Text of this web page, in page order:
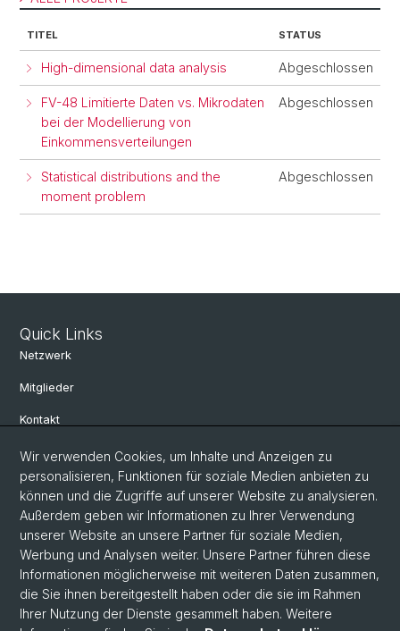
TITEL STATUS
High-dimensional data analysis Abgeschlossen
FV-48 Limitierte Daten vs. Mikrodaten
bei der Modellierung von
Einkommensverteilungen
Abgeschlossen
Statistical distributions and the
moment problem
Abgeschlossen
Quick Links
Netzwerk
Mitglieder
Kontakt
Social Media
Bluesky
Linkedin
Instagram
Wir verwenden Cookies, um Inhalte und Anzeigen zu
personalisieren, Funktionen für soziale Medien anbieten zu
können und die Zugriffe auf unserer Website zu analysieren.
Außerdem geben wir Informationen zu Ihrer Verwendung
unserer Website an unsere Partner für soziale Medien,
Werbung und Analysen weiter. Unsere Partner führen diese
Informationen möglicherweise mit weiteren Daten zusammen,
die Sie ihnen bereitgestellt haben oder die sie im Rahmen
Ihrer Nutzung der Dienste gesammelt haben. Weitere